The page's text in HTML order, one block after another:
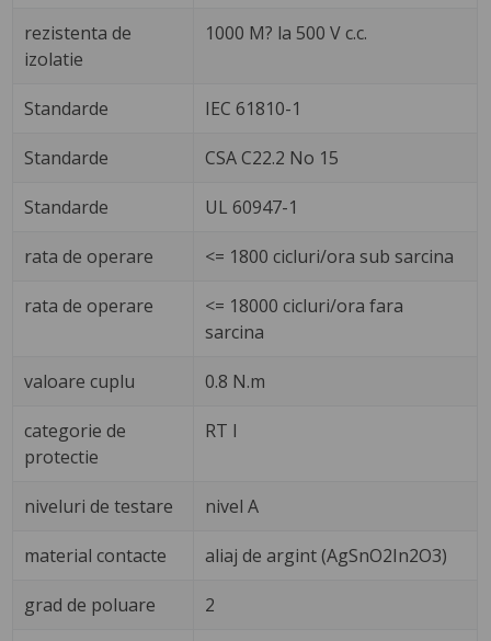
rezistenta de
izolatie
1000 M? la 500 V c.c.
Standarde IEC 61810-1
Standarde CSA C22.2 No 15
Standarde UL 60947-1
rata de operare <= 1800 cicluri/ora sub sarcina
rata de operare
<= 18000 cicluri/ora fara
sarcina
valoare cuplu 0.8 N.m
categorie de
protectie
RT I
niveluri de testare nivel A
material contacte aliaj de argint (AgSnO2In2O3)
grad de poluare 2